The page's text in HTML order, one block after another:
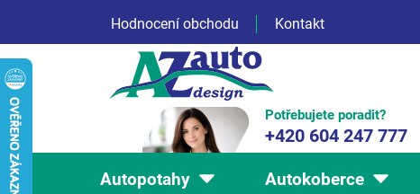
obsah
Hodnocení obchodu Kontakt
Potřebujete poradit?
+420 604 247 777
Autopotahy Autokoberce